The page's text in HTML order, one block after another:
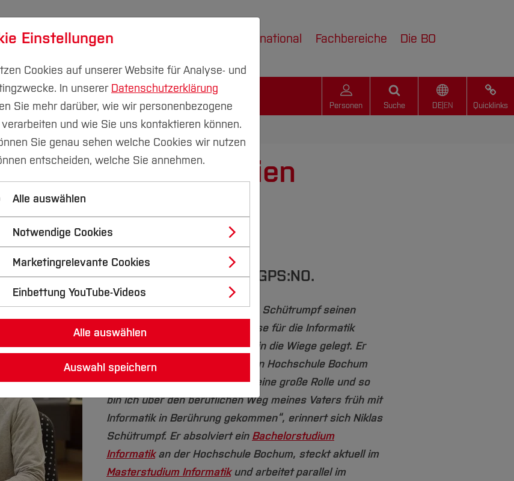
Forschung & Transfer International Fachbereiche Die BO
Personen Suche DE| EN Quicklinks
neue Technologien
Informatik und forscht im Projekt GPS:NO.
Mit sechs Jahren bekam Niklas Schütrumpf seinen
ersten Computer. „Das Interesse für die Informatik
wurde mir durch meinen Vater in die Wiege gelegt. Er
hat Mechatronik an der heutigen Hochschule Bochum
studiert. Dort spielt Informatik eine große Rolle und so
bin ich über den beruflichen Weg meines Vaters früh mit
Informatik in Berührung gekommen“, erinnert sich Niklas
Schütrumpf. Er absolviert ein Bachelorstudium
Informatikan der Hochschule Bochum, steckt aktuell im
Masterstudium Informatikund arbeitet parallel im
Einstellungen
Cookies auf unserer Website für Analyse- und
In unserer Datenschutzerklärung
Sie mehr darüber, wie wir personenbezogene
und wie Sie uns kontaktieren können.
Sie genau sehen welche Cookies wir nutzen
entscheiden, welche Sie annehmen.
Alle auswählen
Notwendige Cookies
Marketingrelevante Cookies
Einbettung YouTube-Videos
Alle auswählen
Auswahl speichern